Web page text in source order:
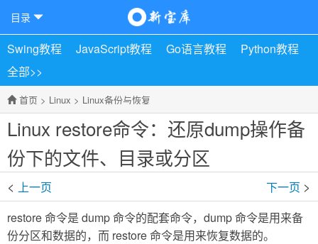
Swing教程 JavaScript教程 Go语言教程
Python教程
全部>>
目录
首页 > Linux > Linux备份与恢复
Linux restore命令：还原dump操作备
份下的文件、目录或分区
< 上一页 下一页 >
restore 命令是 dump 命令的配套命令，dump 命令是用来备
份分区和数据的，而 restore 命令是用来恢复数据的。